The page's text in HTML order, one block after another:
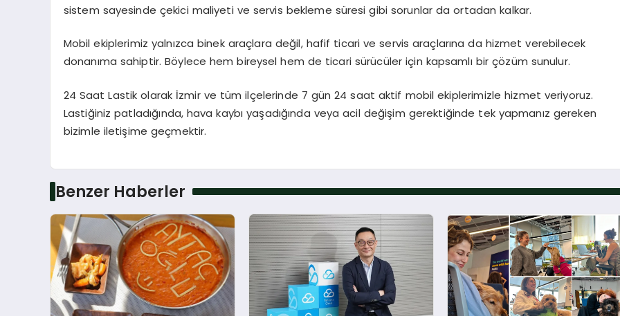
sistem sayesinde çekici maliyeti ve servis bekleme süresi gibi sorunlar da ortadan kalkar.
Mobil ekiplerimiz yalnızca binek araçlara değil, hafif ticari ve servis araçlarına da hizmet verebilecek
donanıma sahiptir. Böylece hem bireysel hem de ticari sürücüler için kapsamlı bir çözüm sunulur.
24 Saat Lastik olarak İzmir ve tüm ilçelerinde 7 gün 24 saat aktif mobil ekiplerimizle hizmet veriyoruz.
Lastiğiniz patladığında, hava kaybı yaşadığında veya acil değişim gerektiğinde tek yapmanız gereken
bizimle iletişime geçmektir.
Benzer Haberler